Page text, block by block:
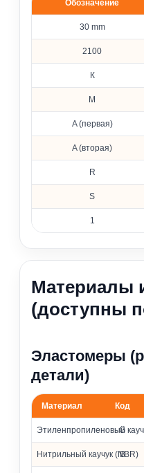
Расшифровка
Обозначение
30 mm
2100
К
M
A (первая)
A (вторая)
R
S
1
Материалы
(доступны
Эластомеры
детали)
Материалы
Материал Код
ЭтиленпропиленовыйG
Нитрильный каучук (NBR)
B